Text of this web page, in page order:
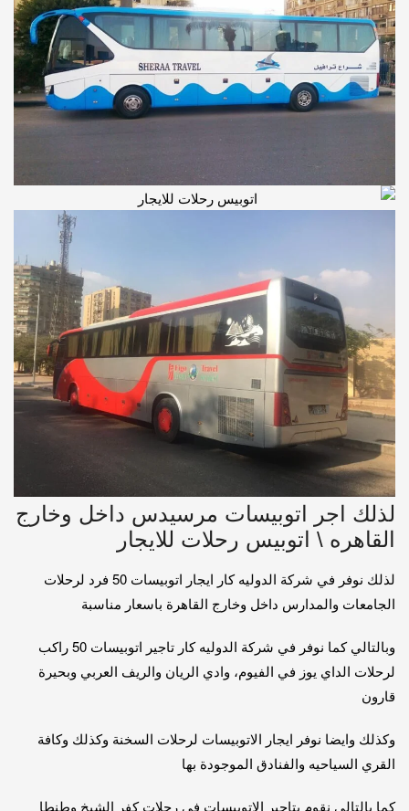
لذلك اجر اتوبيسات مرسيدس داخل وخارج
القاهره \ اتوبيس رحلات للايجار
لذلك نوفر في شركة الدوليه كار ايجار اتوبيسات 50 فرد لرحلات
الجامعات والمدارس داخل وخارج القاهرة باسعار مناسبة
وبالتالي كما نوفر في شركة الدوليه كار تاجير اتوبيسات 50 راكب
لرحلات الداي يوز في الفيوم، وادي الريان والريف العربي وبحيرة
قارون
وكذلك وايضا نوفر ايجار الاتوبيسات لرحلات السخنة وكذلك وكافة
القري السياحيه والفنادق الموجودة بها
كما بالتالي نقوم بتاجير الاتوبيسات في رحلات كفر الشيخ وطنطا